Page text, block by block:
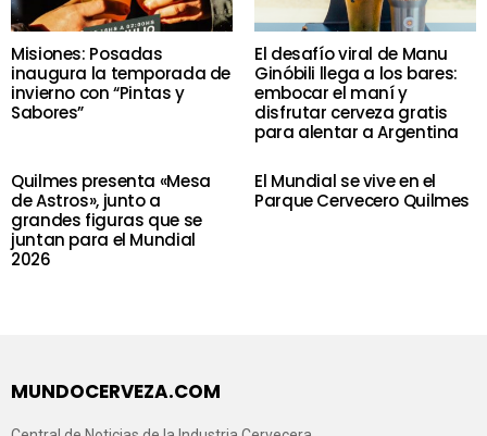
Misiones: Posadas
inaugura la temporada de
invierno con “Pintas y
Sabores”
El desafío viral de Manu
Ginóbili llega a los bares:
embocar el maní y
disfrutar cerveza gratis
para alentar a Argentina
Quilmes presenta «Mesa
de Astros», junto a
grandes figuras que se
juntan para el Mundial
2026
El Mundial se vive en el
Parque Cervecero Quilmes
MUNDOCERVEZA.COM